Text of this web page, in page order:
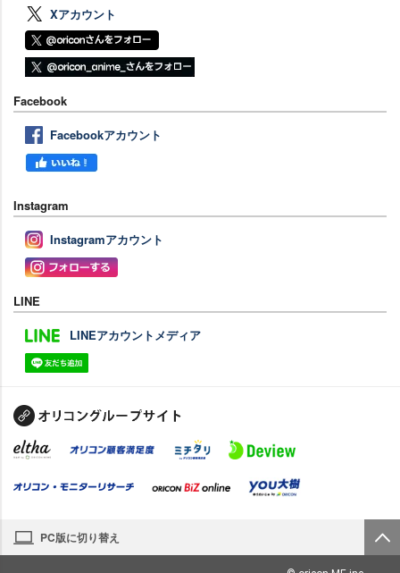
Xアカウント
Facebook
Facebookアカウント
Instagram
Instagramアカウント
LINE
LINEアカウントメディア
PC版に切り替え